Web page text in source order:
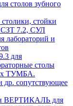
столов зубного
стойки
7.2, СУЛ
и
для
столы
ТУМБА.
др. сопутствующее
ВЕРТИКАЛЬ для